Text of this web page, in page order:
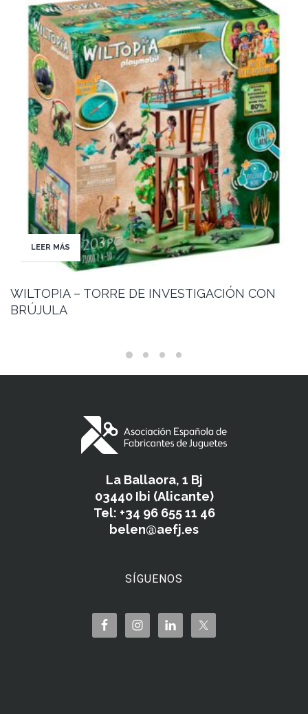
LEER MÁS
WILTOPIA – TORRE DE INVESTIGACIÓN CON
BRÚJULA
La Ballaora, 1 Bj
03440 Ibi (Alicante)
Tel: +34 96 655 11 46
belen@aefj.es
SÍGUENOS